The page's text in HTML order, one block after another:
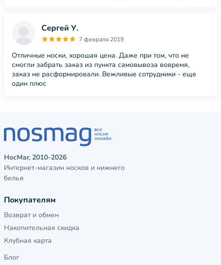
Сергей У.
7 февраля 2019
Отличные носки, хорошая цена. Даже при том, что не
смогли забрать заказ из пункта самовывоза вовремя,
заказ не расформировали. Вежливые сотрудники - еще
один плюс
НосМаг, 2010-2026
Интернет-магазин носков и нижнего
белья
Покупателям
Возврат и обмен
Накопительная скидка
Клубная карта
Блог